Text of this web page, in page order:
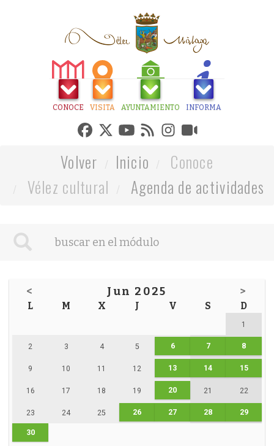
CONOCE VISITA AYUNTAMIENTO INFORMA
Volver Inicio
Conoce
Vélez cultural
Agenda de actividades
< Jun 2025 >
L M X J V S D
1
2 3 4 5 6 7 8
9 10 11 12 13 14 15
16 17 18 19 20 21 22
23 24 25 26 27 28 29
30